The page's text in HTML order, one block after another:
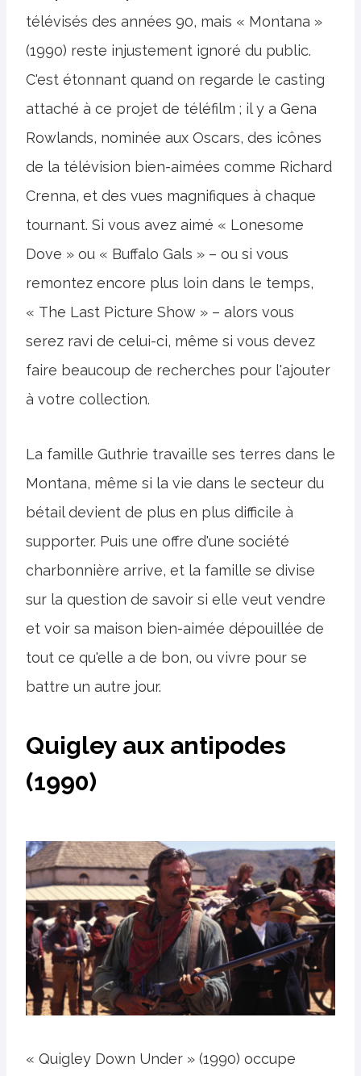
télévisés des années 90, mais « Montana »
(1990) reste injustement ignoré du public.
C'est étonnant quand on regarde le casting
attaché à ce projet de téléfilm ; il y a Gena
Rowlands, nominée aux Oscars, des icônes
de la télévision bien-aimées comme Richard
Crenna, et des vues magnifiques à chaque
tournant. Si vous avez aimé « Lonesome
Dove » ou « Buffalo Gals » – ou si vous
remontez encore plus loin dans le temps,
« The Last Picture Show » – alors vous
serez ravi de celui-ci, même si vous devez
faire beaucoup de recherches pour l'ajouter
à votre collection.
La famille Guthrie travaille ses terres dans le
Montana, même si la vie dans le secteur du
bétail devient de plus en plus difficile à
supporter. Puis une offre d'une société
charbonnière arrive, et la famille se divise
sur la question de savoir si elle veut vendre
et voir sa maison bien-aimée dépouillée de
tout ce qu'elle a de bon, ou vivre pour se
battre un autre jour.
Quigley aux antipodes
(1990)
« Quigley Down Under » (1990) occupe